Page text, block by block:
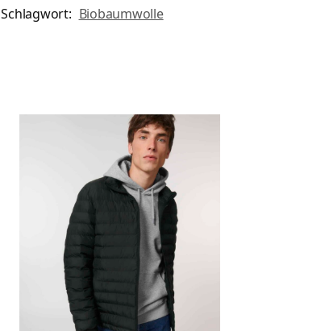
Schlagwort: Biobaumwolle